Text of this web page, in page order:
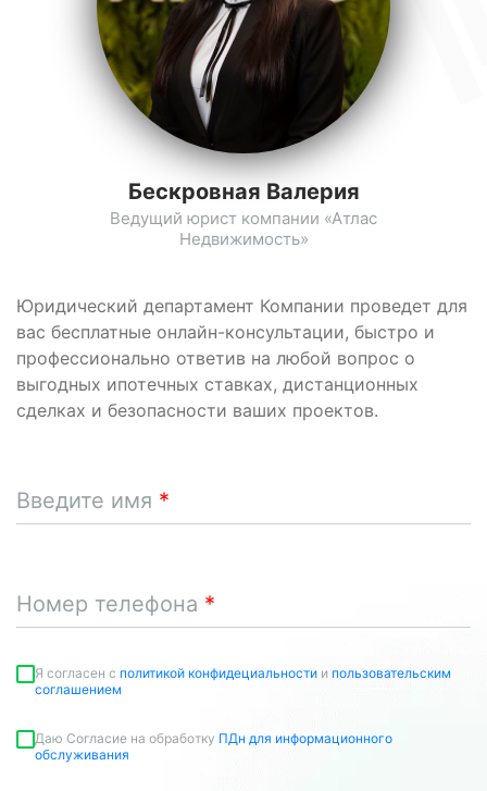
Юридический департамент Компании проведет для
вас бесплатные онлайн-консультации, быстро и
профессионально ответив на любой вопрос о
выгодных ипотечных ставках, дистанционных
сделках и безопасности ваших проектов.
Введите имя
Номер телефона
Я согласен c политикой конфидециальности и пользовательским
соглашением
Даю Согласие на обработку ПДн для информационного
обслуживания
Бескровная Валерия
Ведущий юрист компании «Атлас
Недвижимость»